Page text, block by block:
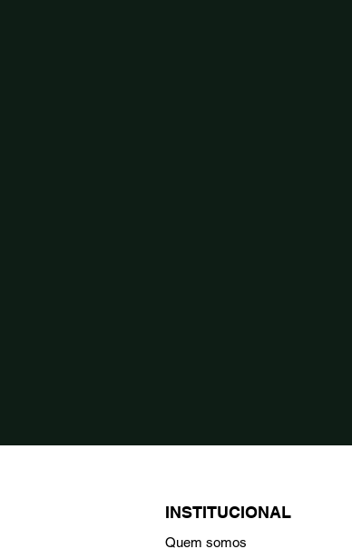
INSTITUCIONAL
Quem somos